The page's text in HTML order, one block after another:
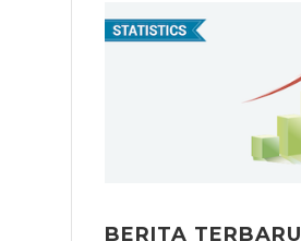
BERITA TERBARU